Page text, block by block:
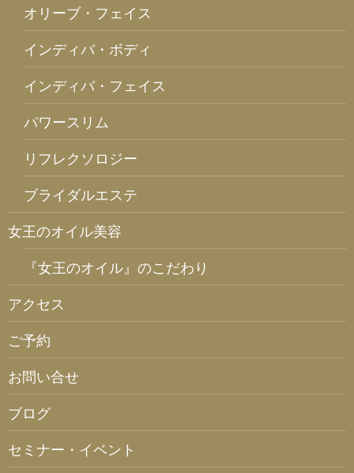
オリーブ・フェイス
インディバ・ボディ
インディバ・フェイス
パワースリム
リフレクソロジー
ブライダルエステ
女王のオイル美容
『女王のオイル』のこだわり
アクセス
ご予約
お問い合せ
ブログ
セミナー・イベント